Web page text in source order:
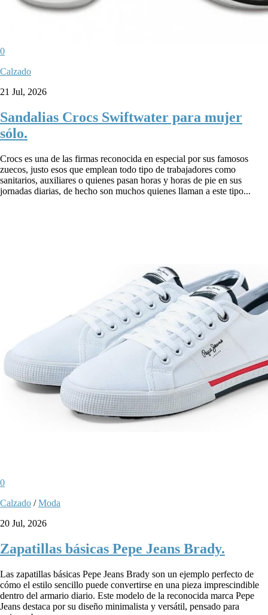
0
Calzado
21 Jul, 2026
Sandalias Crocs Swiftwater para mujer
sólo.
Crocs es una de las firmas reconocida en especial por sus famosos
zuecos, justo esos que emplean todo tipo de trabajadores como
sanitarios, auxiliares o quienes pasan horas y horas de pie en sus
jornadas diarias, de hecho son muchos quienes llaman a este tipo...
0
Calzado /Moda
20 Jul, 2026
Zapatillas básicas Pepe Jeans Brady.
Las zapatillas básicas Pepe Jeans Brady son un ejemplo perfecto de
cómo el estilo sencillo puede convertirse en una pieza imprescindible
dentro del armario diario. Este modelo de la reconocida marca Pepe
Jeans destaca por su diseño minimalista y versátil, pensado para